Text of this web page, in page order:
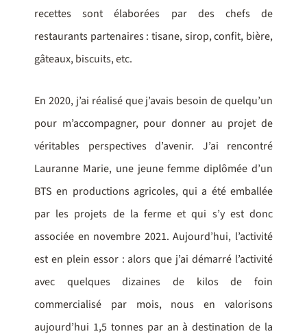
recettes sont élaborées par des chefs de
restaurants partenaires : tisane, sirop, confit, bière,
gâteaux, biscuits, etc.
En 2020, j’ai réalisé que j’avais besoin de quelqu’un
pour m’accompagner, pour donner au projet de
véritables perspectives d’avenir. J’ai rencontré
Lauranne Marie, une jeune femme diplômée d’un
BTS en productions agricoles, qui a été emballée
par les projets de la ferme et qui s’y est donc
associée en novembre 2021. Aujourd’hui, l’activité
est en plein essor : alors que j’ai démarré l’activité
avec quelques dizaines de kilos de foin
commercialisé par mois, nous en valorisons
aujourd’hui 1,5 tonnes par an à destination de la